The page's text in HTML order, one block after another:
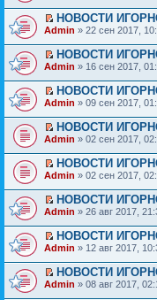
НОВОСТИ
Admin » 22 сен 2017,
НОВОСТИ
Admin » 16 сен 2017,
НОВОСТИ
Admin » 09 сен 2017,
НОВОСТИ
Admin » 02 сен 2017,
НОВОСТИ
Admin » 02 сен 2017,
НОВОСТИ
Admin » 26 авг 2017,
НОВОСТИ
Admin » 12 авг 2017,
НОВОСТИ
Admin » 08 авг 2017,